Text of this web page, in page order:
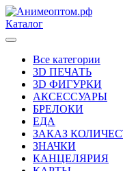
Каталог
Все категории
3D ПЕЧАТЬ
3D ФИГУРКИ
АКСЕССУАРЫ
БРЕЛОКИ
ЕДА
ЗАКАЗ
ЗНАЧКИ
КАНЦЕЛЯРИЯ